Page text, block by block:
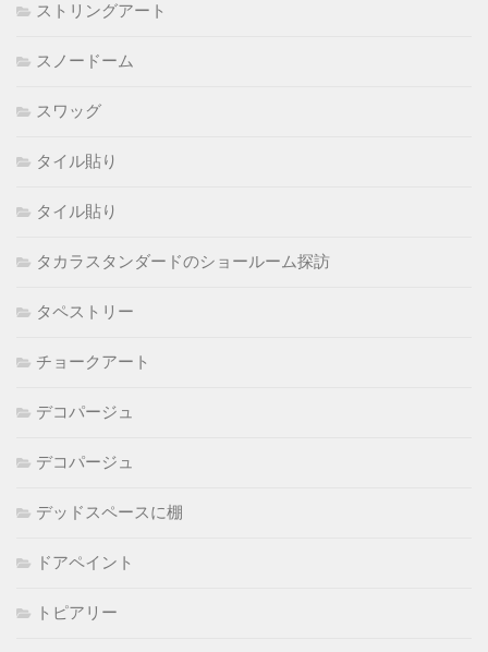
ストリングアート
スノードーム
スワッグ
タイル貼り
タイル貼り
タカラスタンダードのショールーム探訪
タペストリー
チョークアート
デコパージュ
デコパージュ
デッドスペースに棚
ドアペイント
トピアリー